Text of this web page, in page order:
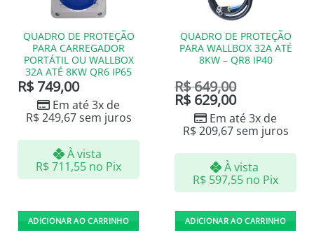
QUADRO DE PROTEÇÃO
PARA CARREGADOR
PORTÁTIL OU WALLBOX
32A ATÉ 8KW QR6 IP65
R$ 749,00
Em até 3x de
R$249,67sem juros
À vista
R$711,55 no Pix
ADICIONAR AO CARRINHO
QUADRO DE PROTEÇÃO
PARA WALLBOX 32A ATÉ
8KW – QR8 IP40
R$649,00
R$ 629,00
Em até 3x de
R$209,67sem juros
À vista
R$ 597,55 no Pix
ADICIONAR AO CARRINHO